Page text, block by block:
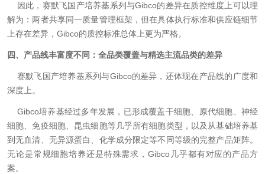
因此，赛默飞国产培养基系列与Gibco的差异在质控维度上可以理
解为：两者共享同一质量管理框架，但在具体执行标准和供应链细节
上存在差异，Gibco的质控标准总体上更为严格。
四、产品线丰富度不同：全品类覆盖与精选主流品类的差异
赛默飞国产培养基系列与Gibco的差异，还体现在产品线的广度和
深度上。
Gibco培养基经过多年发展，已形成覆盖干细胞、原代细胞、神经
细胞、免疫细胞、昆虫细胞等几乎所有细胞类型，以及从基础培养基
到无血清、无异源蛋白、化学成分限定等不同等级的完整产品矩阵。
无论是常规细胞培养还是特殊需求，Gibco几乎都有对应的产品方
案。